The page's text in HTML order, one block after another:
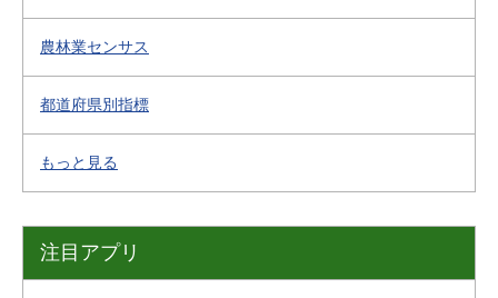
農林業センサス
都道府県別指標
もっと見る
注目アプリ